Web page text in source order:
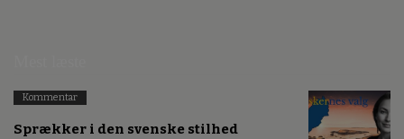
Kommentar
Sprækker i den svenske stilhed